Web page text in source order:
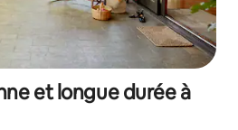
et longue durée à